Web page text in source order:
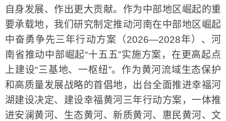
自身发展、作出更大贡献。作为中部地区崛起的重
要承载地，我们研究制定推动河南在中部地区崛起
中奋勇争先三年行动方案（2026—2028年）、河
南省推动中部崛起“十五五”实施方案，在更高起点
上建设“三基地、一枢纽”。作为黄河流域生态保护
和高质量发展战略的首倡地，出台全面推进幸福河
湖建设决定、建设幸福黄河三年行动方案，一体推
进安澜黄河、生态黄河、新质黄河、惠民黄河、文